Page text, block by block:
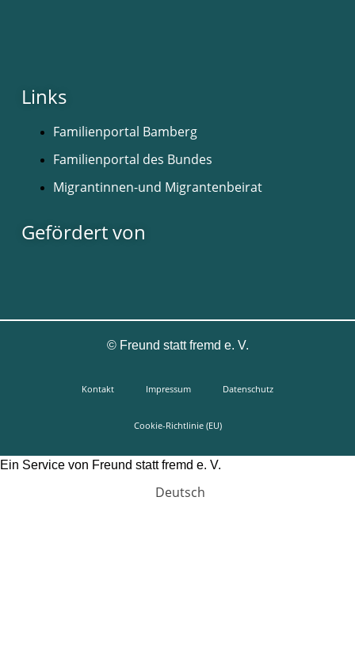
Links
Familienportal Bamberg
Familienportal des Bundes
Migrantinnen-und Migrantenbeirat
Gefördert von
©Freund statt fremd e. V.
Kontakt Impressum Datenschutz
Cookie-Richtlinie (EU)
Ein Service von Freund statt fremd e. V.
Deutsch